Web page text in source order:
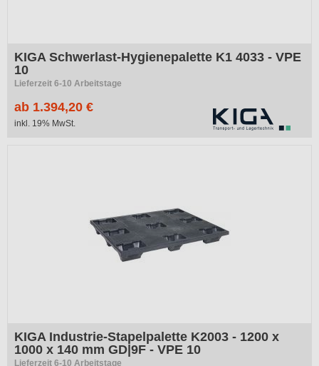
KIGA Schwerlast-Hygienepalette K1 4033 - VPE
10
Lieferzeit 6-10 Arbeitstage
ab 1.394,20 €
inkl. 19% MwSt.
KIGA Industrie-Stapelpalette K2003 - 1200 x
1000 x 140 mm GD|9F - VPE 10
Lieferzeit 6-10 Arbeitstage